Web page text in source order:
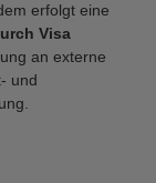
erfolgt eine
Visa
an externe
und